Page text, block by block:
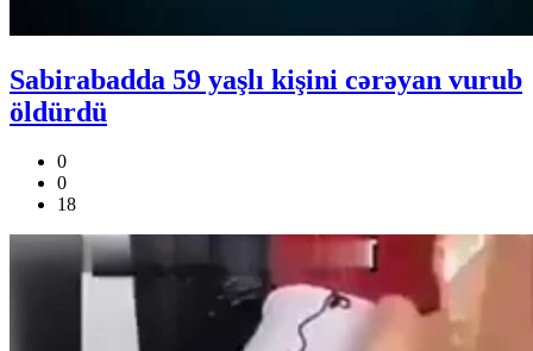
Sabirabadda 59 yaşlı kişini cərəyan vurub
öldürdü
0
0
18